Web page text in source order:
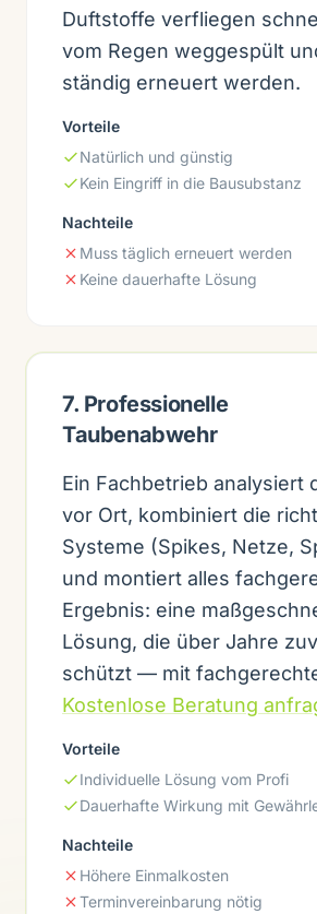
Duftstoffe verfliegen
vom Regen weggespült
ständig erneuert werden.
Vorteile
Natürlich und günstig
Kein Eingriff in die Bausubstanz
Nachteile
Muss täglich erneuert werden
Keine dauerhafte Lösung
7. Professionelle
Taubenabwehr
Ein Fachbetrieb analysiert
vor Ort, kombiniert die
Systeme (Spikes, Netze,
und montiert alles
Ergebnis: eine
Lösung, die über Jahre
schützt — mit
Kostenlose Beratung
Vorteile
Individuelle Lösung vom Profi
Dauerhafte Wirkung mit
Nachteile
Höhere Einmalkosten
Terminvereinbarung nötig